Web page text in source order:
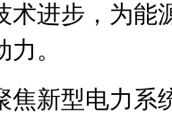
术进步，为能
。
新型电力系